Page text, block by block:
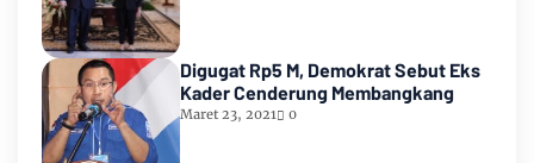
Digugat Rp5 M, Demokrat Sebut Eks
Kader Cenderung Membangkang
Maret 23, 2021 0